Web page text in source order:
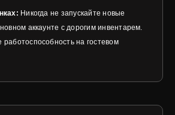
Никогда не запускайте новые
аккаунте с дорогим инвентарем.
работоспособность на гостевом